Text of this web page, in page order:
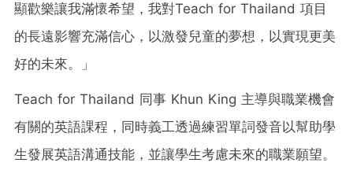
顯歡樂讓我滿懷希望，我對Teach for Thailand 項目
的長遠影響充滿信心，以激發兒童的夢想，以實現更美
好的未來。」
Teach for Thailand 同事 Khun King 主導與職業機會
有關的英語課程，同時義工透過練習單詞發音以幫助學
生發展英語溝通技能，並讓學生考慮未來的職業願望。